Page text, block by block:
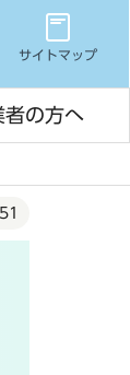
サイトマップ
者の方へ